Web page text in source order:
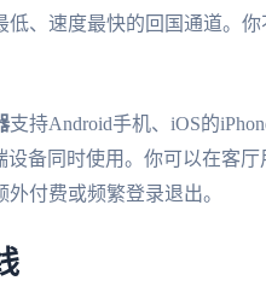
、速度最快的回国通道。
支持Android手机、iOS的
设备同时使用。你可以在客
付费或频繁登录退出。